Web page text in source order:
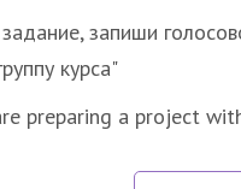
запиши
курса"
preparing a project